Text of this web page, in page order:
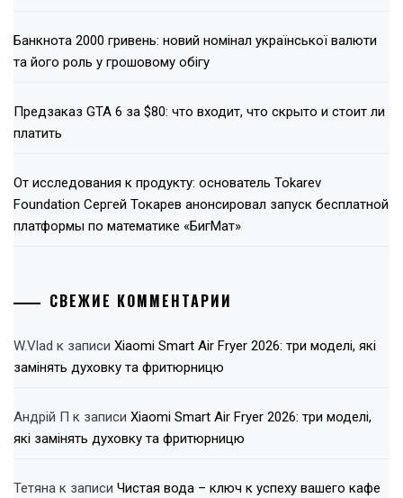
Банкнота 2000 гривень: новий номінал української валюти
та його роль у грошовому обігу
Предзаказ GTA 6 за $80: что входит, что скрыто и стоит ли
платить
От исследования к продукту: основатель Tokarev
Foundation Сергей Токарев анонсировал запуск бесплатной
платформы по математике «БигМат»
СВЕЖИЕ КОММЕНТАРИИ
W.Vlad к записи Xiaomi Smart Air Fryer 2026: три моделі, які
замінять духовку та фритюрницю
Андрій П к записи Xiaomi Smart Air Fryer 2026: три моделі,
які замінять духовку та фритюрницю
Тетяна к записи Чистая вода – ключ к успеху вашего кафе